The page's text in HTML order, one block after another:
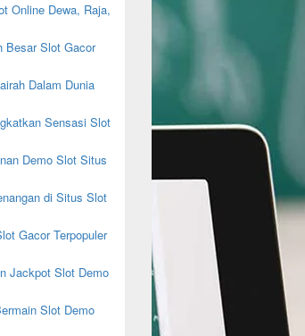
Online Dewa, Raja,
Besar Slot Gacor
Dalam Dunia
Sensasi Slot
Demo Slot Situs
di Situs Slot
Gacor Terpopuler
Jackpot Slot Demo
Slot Demo